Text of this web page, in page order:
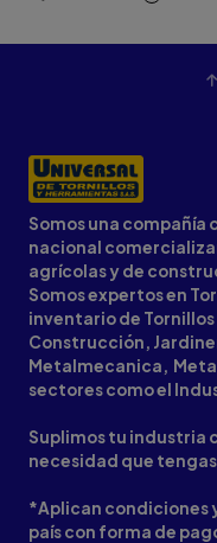
Somos una compañía
nacional
agrícolas y de
Somos expertos en
inventario de
Construcción,
Metalmecanica,
sectores como el
Suplimos tu industria
necesidad que
*Aplican condiciones
país con forma de